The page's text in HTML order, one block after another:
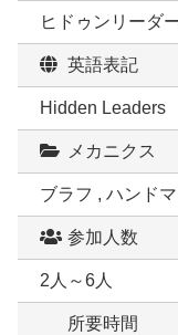
ヒドゥンリーダ
英語表記
Hidden Leaders
メカニクス
ブラフ , ハンド
参加人数
2人～6人
所要時間